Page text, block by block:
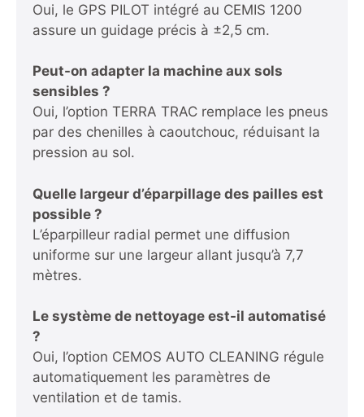
Oui, le GPS PILOT intégré au CEMIS 1200
assure un guidage précis à ±2,5 cm.
Peut-on adapter la machine aux sols
sensibles ?
Oui, l’option TERRA TRAC remplace les pneus
par des chenilles à caoutchouc, réduisant la
pression au sol.
Quelle largeur d’éparpillage des pailles est
possible ?
L’éparpilleur radial permet une diffusion
uniforme sur une largeur allant jusqu’à 7,7
mètres.
Le système de nettoyage est-il automatisé
?
Oui, l’option CEMOS AUTO CLEANING régule
automatiquement les paramètres de
ventilation et de tamis.